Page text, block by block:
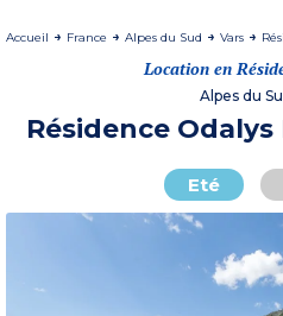
Accueil France Alpes du Sud Vars
Location en
Alpes du
Résidence
Eté